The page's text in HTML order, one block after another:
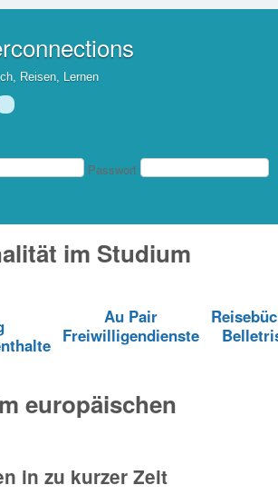
Reisen, Lernen
Passwort
im Studium
Au Pair
Freiwilligendienste
europäischen
in zu kurzer Zeit